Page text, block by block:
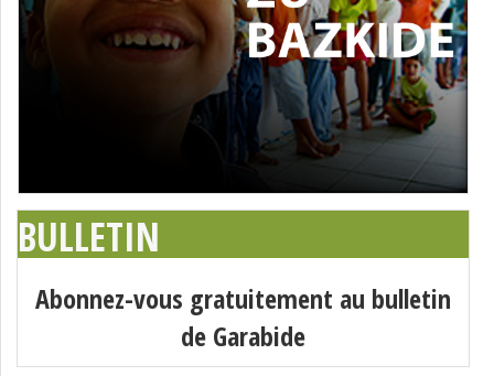
BULLETIN
Abonnez-vous gratuitement au bulletin
de Garabide